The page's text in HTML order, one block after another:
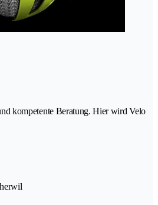
kompetente Beratung. Hier wird Velo